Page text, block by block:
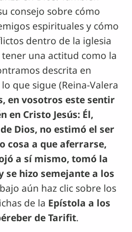
consejo sobre cómo
espirituales y cómo
dentro de la iglesia
una actitud como la
descrita en
que sigue (Reina-Valera
en vosotros este sentir
en Cristo Jesús: Él,
Dios, no estimó el ser
cosa a que aferrarse,
a sí mismo, tomó la
se hizo semejante a los
aún haz clic sobre los
de la Epístola a los
de Tarifit.